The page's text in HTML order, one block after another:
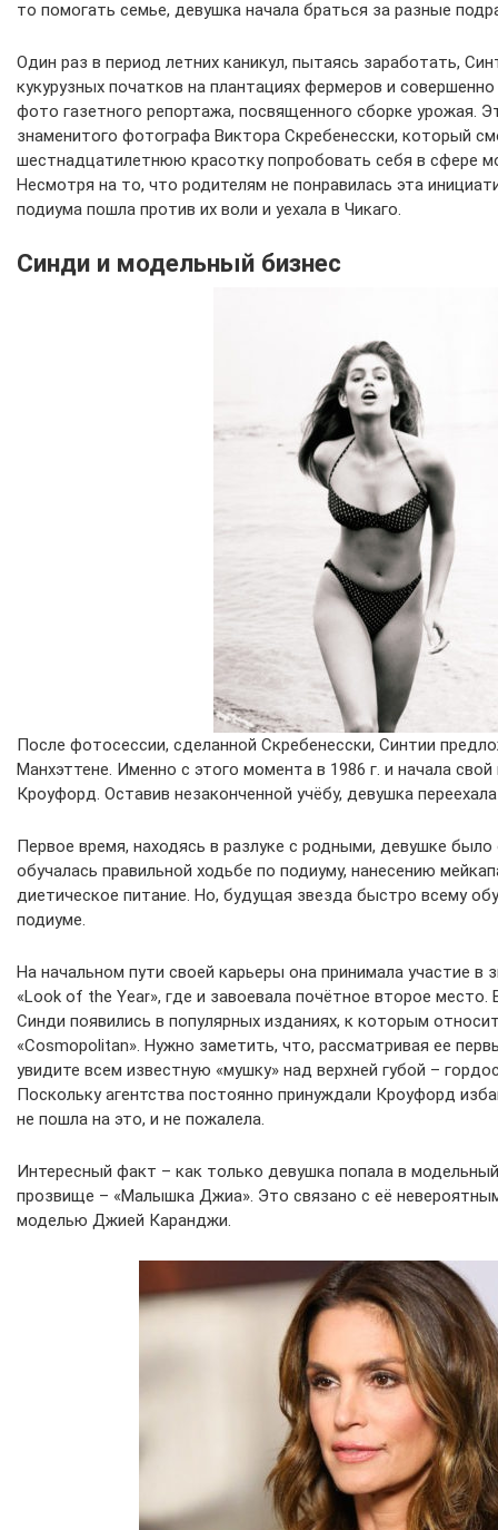
то помогать семье, девушка начала браться за разные
Один раз в период летних каникул, пытаясь заработать,
кукурузных початков на плантациях фермеров и
фото газетного репортажа, посвященного сборке урожая.
знаменитого фотографа Виктора Скребенесски, который
шестнадцатилетнюю красотку попробовать себя в сфере
Несмотря на то, что родителям не понравилась эта
подиума пошла против их воли и уехала в Чикаго.
Синди и модельный бизнес
После фотосессии, сделанной Скребенесски, Синтии
Манхэттене. Именно с этого момента в 1986 г. и начала
Кроуфорд. Оставив незаконченной учёбу, девушка
Первое время, находясь в разлуке с родными, девушке
обучалась правильной ходьбе по подиуму, нанесению
диетическое питание. Но, будущая звезда быстро всему
подиуме.
На начальном пути своей карьеры она принимала участие в
«Look of the Year», где и завоевала почётное второе
Синди появились в популярных изданиях, к которым
«Cosmopolitan». Нужно заметить, что, рассматривая ее
увидите всем известную «мушку» над верхней губой –
Поскольку агентства постоянно принуждали Кроуфорд
не пошла на это, и не пожалела.
Интересный факт – как только девушка попала в
прозвище – «Малышка Джиа». Это связано с её
моделью Джией Каранджи.